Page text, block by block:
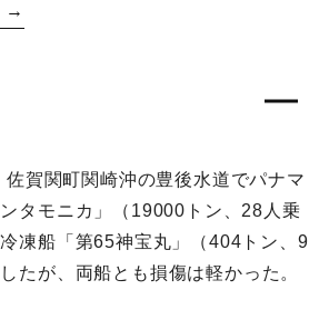
→
賀関町関崎沖の豊後水道でパナマ
タモニカ」（19000トン、28人乗
凍船「第65神宝丸」（404トン、9
たが、両船とも損傷は軽かった。